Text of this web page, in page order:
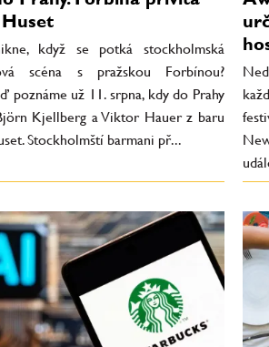
když se potká stockholmská
scéna s pražskou Forbínou?
poznáme už 11. srpna, kdy do Prahy
Kjellberg a Viktor Hauer z baru
Stockholmští barmani př...